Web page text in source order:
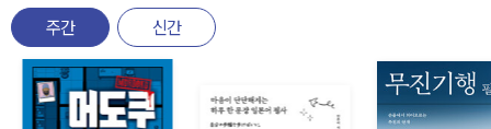
주간 신간